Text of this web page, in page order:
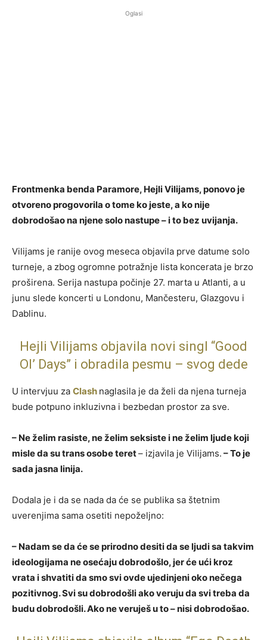
Oglasi
Frontmenka benda Paramore, Hejli Vilijams, ponovo je
otvoreno progovorila o tome ko jeste, a ko nije
dobrodošao na njene solo nastupe – i to bez uvijanja.
Vilijams je ranije ovog meseca objavila prve datume solo
turneje, a zbog ogromne potražnje lista koncerata je brzo
proširena. Serija nastupa počinje 27. marta u Atlanti, a u
junu slede koncerti u Londonu, Mančesteru, Glazgovu i
Dablinu.
Hejli Vilijams objavila novi singl “Good
Ol’ Days” i obradila pesmu – svog dede
U intervjuu za Clash naglasila je da želi da njena turneja
bude potpuno inkluzivna i bezbedan prostor za sve.
– Ne želim rasiste, ne želim seksiste i ne želim ljude koji
misle da su trans osobe teret– izjavila je Vilijams. – To je
sada jasna linija.
Dodala je i da se nada da će se publika sa štetnim
uverenjima sama osetiti nepoželjno:
– Nadam se da će se prirodno desiti da se ljudi sa takvim
ideologijama ne osećaju dobrodošlo, jer će ući kroz
vrata i shvatiti da smo svi ovde ujedinjeni oko nečega
pozitivnog. Svi su dobrodošli ako veruju da svi treba da
budu dobrodošli. Ako ne veruješ u to – nisi dobrodošao.